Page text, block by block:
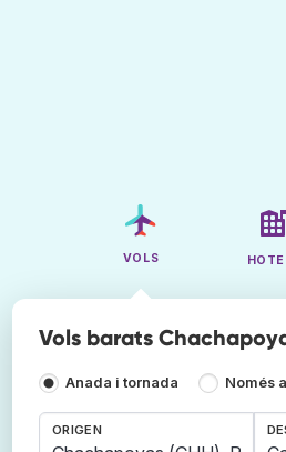
VOLS
Vols barats
Anada i tornada Només
ORIGEN